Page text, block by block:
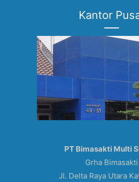
Kantor
PT Bimasakti Multi
Grha Bimasakti
Jl. Delta Raya Utara